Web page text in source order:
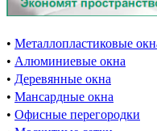
• Металлопластиковые
• Алюминиевые окна
• Деревянные окна
• Мансардные окна
• Офисные перегородки